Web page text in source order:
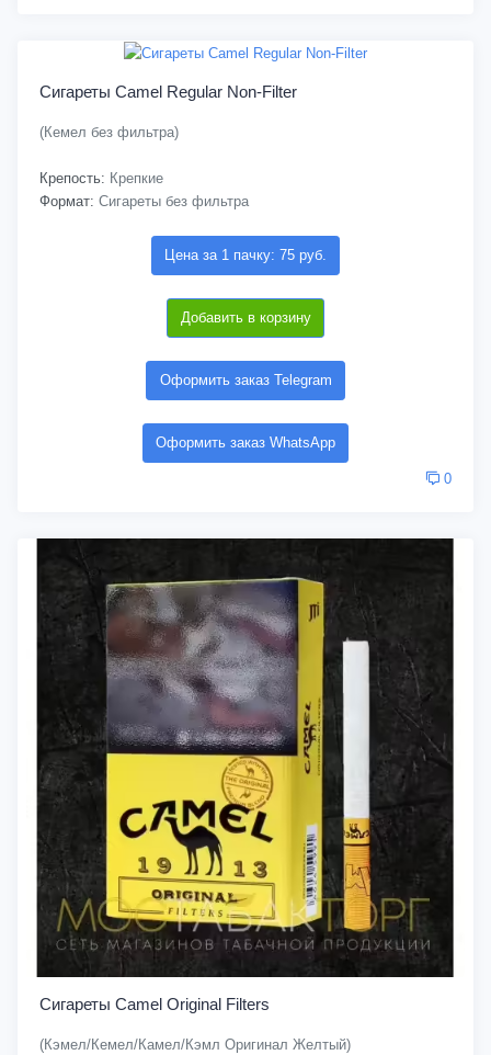
Сигареты Camel Regular Non-Filter
(Кемел без фильтра)
Крепость: Крепкие
Формат: Сигареты без фильтра
Цена за 1 пачку: 75 руб.
Добавить в корзину
Оформить заказ Telegram
Оформить заказ WhatsApp
0
Сигареты Camel Original Filters
(Кэмел/Кемел/Камел/Кэмл Оригинал Желтый)